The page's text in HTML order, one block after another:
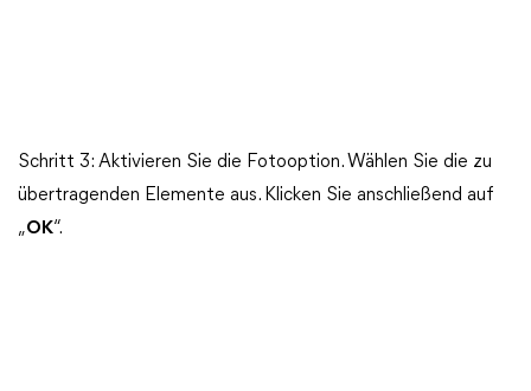
Schritt 3: Aktivieren Sie die Fotooption. Wählen Sie die zu
übertragenden Elemente aus. Klicken Sie anschließend auf
„OK“.